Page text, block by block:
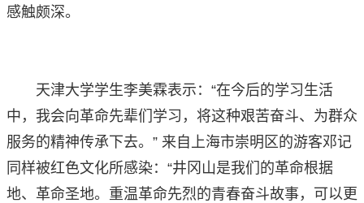
感触颇深。
天津大学学生李美霖表示：“在今后的学习生活
中，我会向革命先辈们学习，将这种艰苦奋斗、为群众
服务的精神传承下去。” 来自上海市崇明区的游客邓记
同样被红色文化所感染：“井冈山是我们的革命根据
地、革命圣地。重温革命先烈的青春奋斗故事，可以更